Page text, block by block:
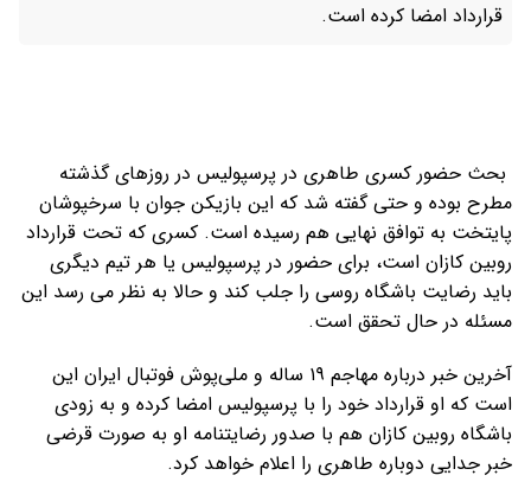
قرارداد امضا کرده است.
بحث حضور کسری طاهری در پرسپولیس در روزهای گذشته
مطرح بوده و حتی گفته شد که این بازیکن جوان با سرخپوشان
پایتخت به توافق نهایی هم رسیده است. کسری که تحت قرارداد
روبین کازان است، برای حضور در پرسپولیس یا هر تیم دیگری
باید رضایت باشگاه روسی را جلب کند و حالا به نظر می رسد این
مسئله در حال تحقق است.
آخرین خبر درباره مهاجم ۱۹ ساله و ملی‌پوش فوتبال ایران این
است که او قرارداد خود را با پرسپولیس امضا کرده و به زودی
باشگاه روبین کازان هم با صدور رضایتنامه او به صورت قرضی
خبر جدایی دوباره طاهری را اعلام خواهد کرد.